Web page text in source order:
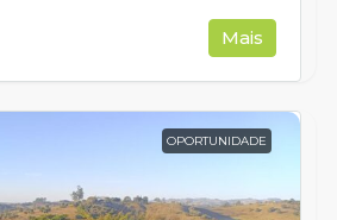
Mais
OPORTUNIDADE